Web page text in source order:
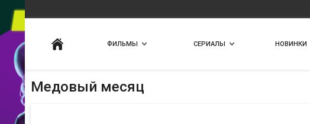
ФИЛЬМЫ СЕРИАЛЫ НОВИНКИ
Медовый месяц